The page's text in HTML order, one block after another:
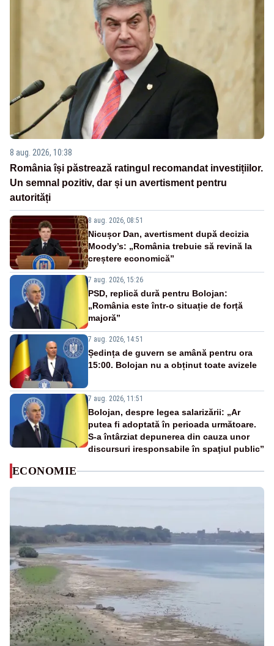
8 aug. 2026, 10:38
România își păstrează ratingul recomandat investițiilor.
Un semnal pozitiv, dar și un avertisment pentru
autorități
8 aug. 2026, 08:51
Nicușor Dan, avertisment după decizia
Moody’s: „România trebuie să revină la
creștere economică”
7 aug. 2026, 15:26
PSD, replică dură pentru Bolojan:
„România este într-o situație de forță
majoră”
7 aug. 2026, 14:51
Ședința de guvern se amână pentru ora
15:00. Bolojan nu a obținut toate avizele
7 aug. 2026, 11:51
Bolojan, despre legea salarizării: „Ar
putea fi adoptată în perioada următoare.
S-a întârziat depunerea din cauza unor
discursuri iresponsabile în spaţiul public”
ECONOMIE